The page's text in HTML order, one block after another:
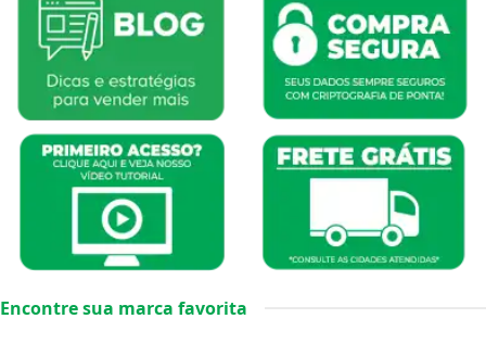
Encontre sua marca favorita